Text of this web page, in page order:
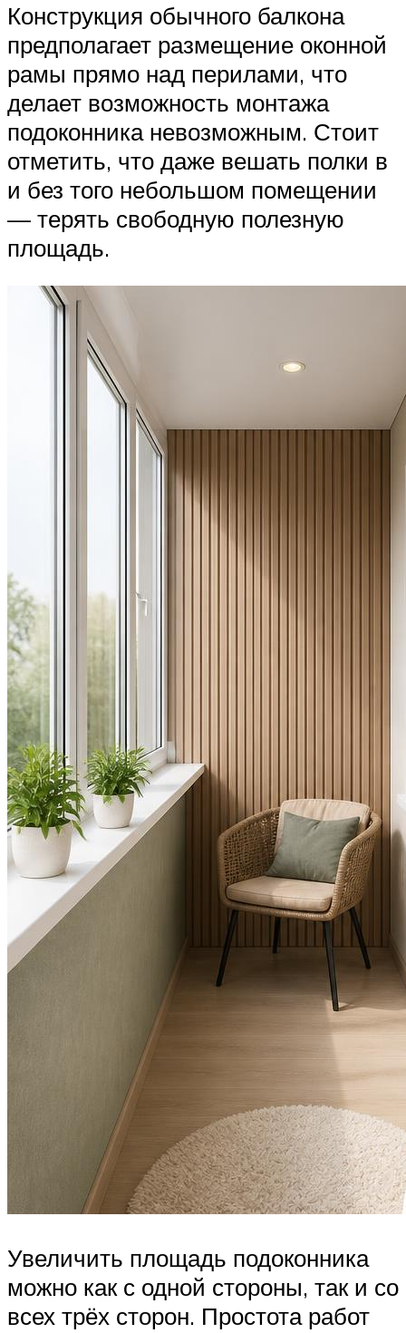
Конструкция обычного балкона
предполагает размещение оконной
рамы прямо над перилами, что
делает возможность монтажа
подоконника невозможным. Стоит
отметить, что даже вешать полки в
и без того небольшом помещении
— терять свободную полезную
площадь.
Увеличить площадь подоконника
можно как с одной стороны, так и со
всех трёх сторон. Простота работ